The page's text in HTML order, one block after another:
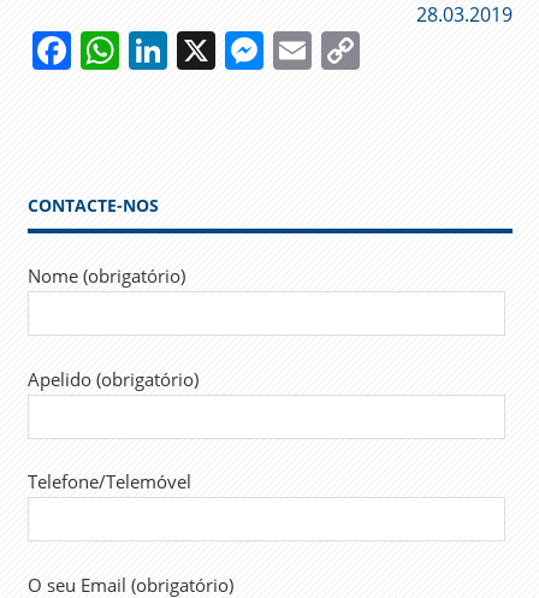
28.03.2019
Facebook
WhatsApp
LinkedIn
X Messenger
EmailCopy
CONTACTE-NOS
Nome (obrigatório)
Apelido (obrigatório)
Telefone/Telemóvel
O seu Email (obrigatório)